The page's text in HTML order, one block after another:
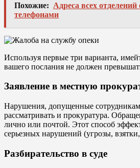
Похожие: Адреса всех
телефонами
Используя первые три варианта,
вашего послания не должен
Заявление в местную
Нарушения, допущенные
рассматривать и прокуратура.
лично или почтой. Этот способ
серьезных нарушений (угрозы,
Разбирательство в суде